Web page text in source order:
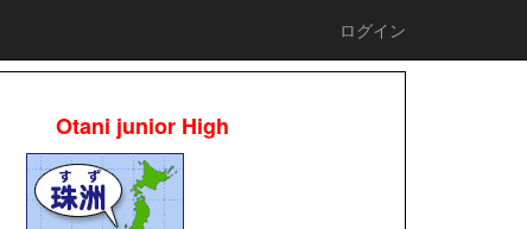
ログイン
Otani junior High